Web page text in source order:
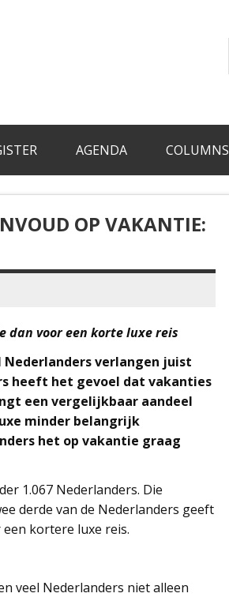
AGENDA COLUMNS
OP VAKANTIE:
dan voor een korte luxe reis
verlangen juist
heeft het gevoel dat vakanties
een vergelijkbaar aandeel
minder belangrijk
het op vakantie graag
1.067 Nederlanders. Die
derde van de Nederlanders geeft
kortere luxe reis.
veel Nederlanders niet alleen